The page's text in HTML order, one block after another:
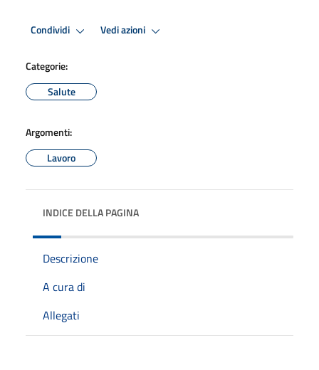
Condividi Vedi azioni
Categorie:
Salute
Argomenti:
Lavoro
INDICE DELLA PAGINA
Descrizione
A cura di
Allegati